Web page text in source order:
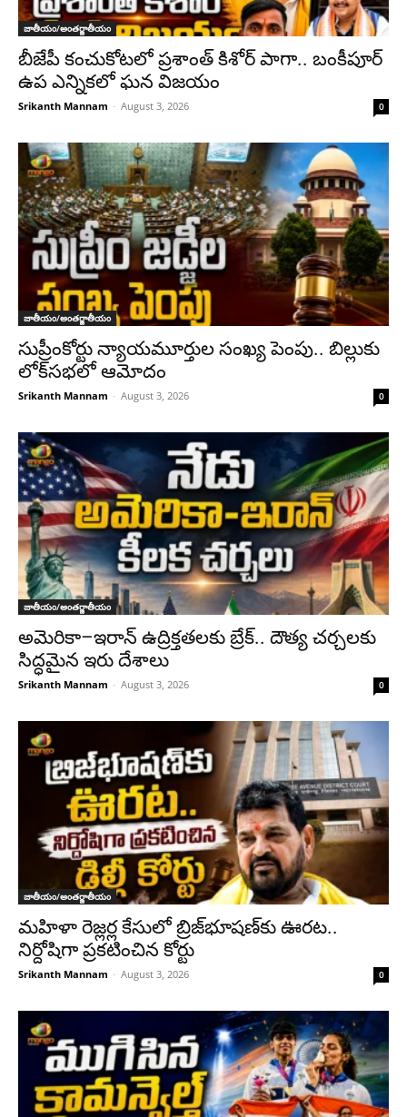
జాతీయం/అంతర్జాతీయం
బీజేపీ కంచుకోటలో ప్రశాంత్ కిశోర్ పాగా.. బంకీపూర్
ఉప ఎన్నికలో ఘన విజయం
Srikanth Mannam - August 3, 2026 0
జాతీయం/అంతర్జాతీయం
సుప్రీంకోర్టు న్యాయమూర్తుల సంఖ్య పెంపు.. బిల్లుకు
లోక్‌సభలో ఆమోదం
Srikanth Mannam - August 3, 2026 0
జాతీయం/అంతర్జాతీయం
అమెరికా–ఇరాన్ ఉద్రిక్తతలకు బ్రేక్.. దౌత్య చర్చలకు
సిద్ధమైన ఇరు దేశాలు
Srikanth Mannam - August 3, 2026 0
జాతీయం/అంతర్జాతీయం
మహిళా రెజ్లర్ల కేసులో బ్రిజ్‌భూషణ్‌కు ఊరట..
నిర్దోషిగా ప్రకటించిన కోర్టు
Srikanth Mannam - August 3, 2026 0